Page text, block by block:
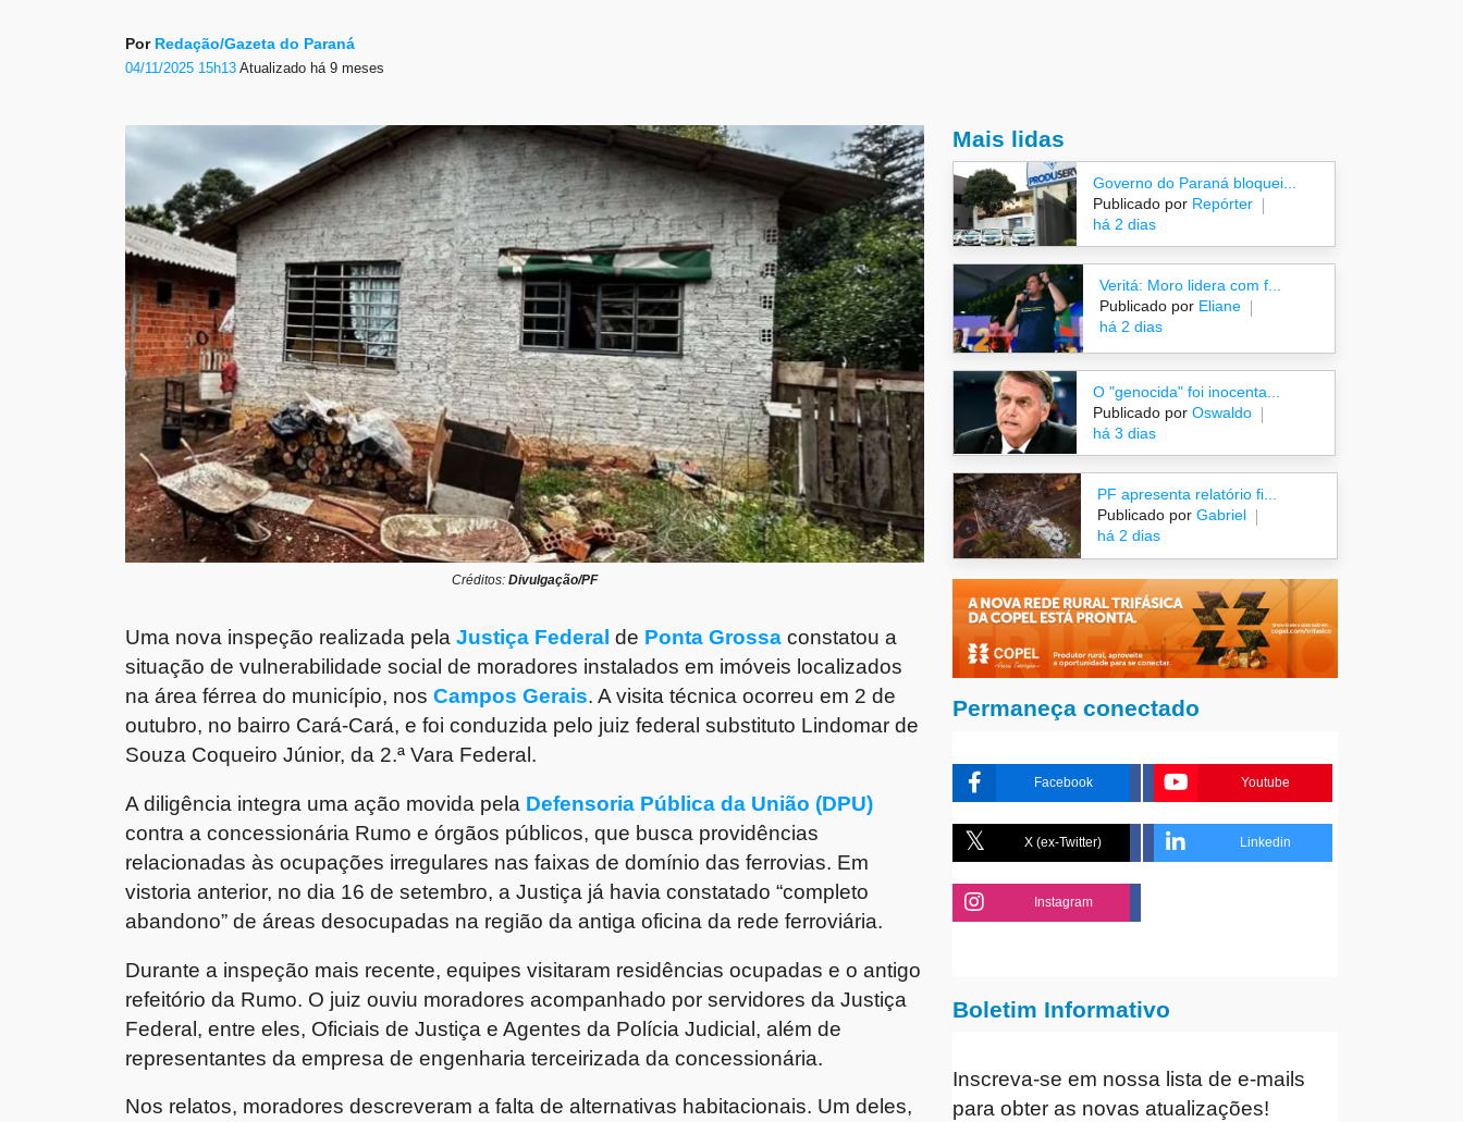
Por Redação/Gazeta do Paraná
04/11/2025 15h13Atualizado há 9 meses
Créditos: Divulgação/PF
Uma nova inspeção realizada pelaJustiça Federal de Ponta Grossaconstatou a
situação de vulnerabilidade social de moradores instalados em imóveis localizados
na área férrea do município, nosCampos Gerais. A visita técnica ocorreu em 2 de
outubro, no bairro Cará-Cará, e foi conduzida pelo juiz federal substituto Lindomar de
Souza Coqueiro Júnior, da 2.ª Vara Federal.
A diligência integra uma ação movida pela Defensoria Pública da União (DPU)
contra a concessionária Rumo e órgãos públicos, que busca providências
relacionadas às ocupações irregulares nas faixas de domínio das ferrovias. Em
vistoria anterior, no dia 16 de setembro, a Justiça já havia constatado “completo
abandono” de áreas desocupadas na região da antiga oficina da rede ferroviária.
Durante a inspeção mais recente, equipes visitaram residências ocupadas e o antigo
refeitório da Rumo. O juiz ouviu moradores acompanhado por servidores da Justiça
Federal, entre eles, Oficiais de Justiça e Agentes da Polícia Judicial, além de
representantes da empresa de engenharia terceirizada da concessionária.
Nos relatos, moradores descreveram a falta de alternativas habitacionais. Um deles,
Mais lidas
Governo do Paraná bloquei...
Publicado por Repórter
há 2 dias
Veritá: Moro lidera com f...
Publicado porEliane
há 2 dias
O "genocida" foi inocenta...
Publicado por Oswaldo
há 3 dias
PF apresenta relatório fi...
Publicado por Gabriel
há 2 dias
Permaneça conectado
Facebook Youtube
X (ex-Twitter) Linkedin
Instagram
Boletim Informativo
Inscreva-se em nossa lista de e-mails
para obter as novas atualizações!